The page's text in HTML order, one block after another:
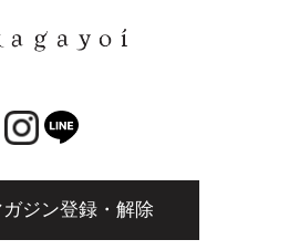
ジン登録・解除